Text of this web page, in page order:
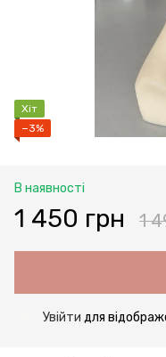
Хіт
−3%
В наявності
1 450 грн 1
Увійти для